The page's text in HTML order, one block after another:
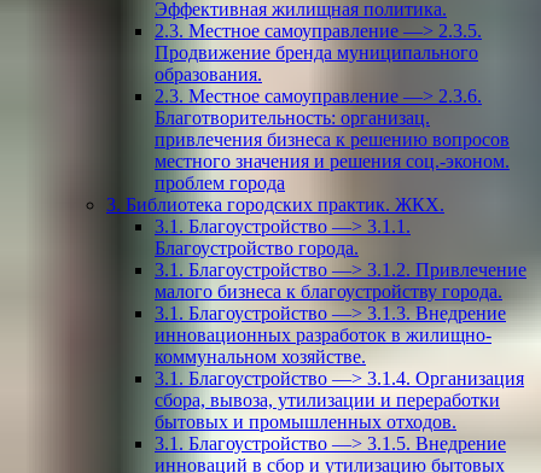
Эффективная жилищная политика.
2.3. Местное самоуправление —> 2.3.5.
Продвижение бренда муниципального
образования.
2.3. Местное самоуправление —> 2.3.6.
Благотворительность: организац.
привлечения бизнеса к решению вопросов
местного значения и решения соц.-эконом.
проблем города
3. Библиотека городских практик. ЖКХ.
3.1. Благоустройство —> 3.1.1.
Благоустройство города.
3.1. Благоустройство —> 3.1.2. Привлечение
малого бизнеса к благоустройству города.
3.1. Благоустройство —> 3.1.3. Внедрение
инновационных разработок в жилищно-
коммунальном хозяйстве.
3.1. Благоустройство —> 3.1.4. Организация
сбора, вывоза, утилизации и переработки
бытовых и промышленных отходов.
3.1. Благоустройство —> 3.1.5. Внедрение
инноваций в сбор и утилизацию бытовых